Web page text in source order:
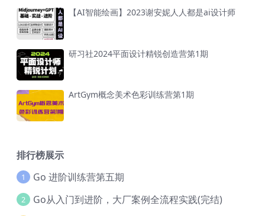
【AI智能绘画】2023谢安妮人人都是ai设计师
研习社2024平面设计精锐创造营第1期
ArtGym概念美术色彩训练营第1期
排行榜展示
1 Go 进阶训练营第五期
2
Go从入门到进阶，大厂案例全流程实践(完结)